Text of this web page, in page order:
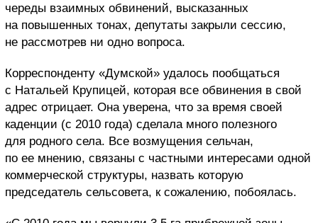
череды взаимных обвинений, высказанных
на повышенных тонах, депутаты закрыли сессию,
не рассмотрев ни одно вопроса.
Корреспонденту «Думской» удалось пообщаться
с Натальей Крупицей, которая все обвинения в свой
адрес отрицает. Она уверена, что за время своей
каденции (с 2010 года) сделала много полезного
для родного села. Все возмущения сельчан,
по ее мнению, связаны с частными интересами одной
коммерческой структуры, назвать которую
председатель сельсовета, к сожалению, побоялась.